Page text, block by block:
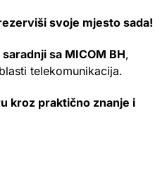
svoje mjesto sada!
sa MICOM BH,
telekomunikacija.
kroz praktično znanje i